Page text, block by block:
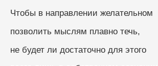
Чтобы в направлении желательном
позволить мыслям плавно течь,
не будет ли достаточно для этого